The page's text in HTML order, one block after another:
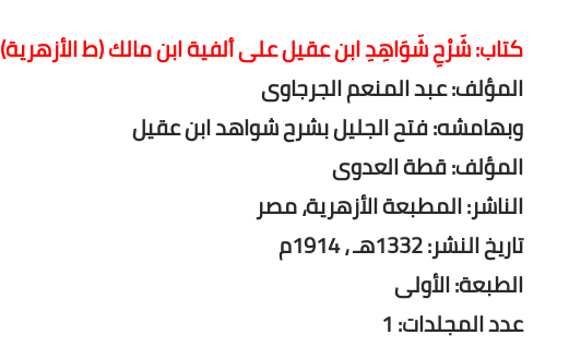
كتاب: شَرْحِ شَوَاهِدِ ابن عقيل على ألفية ابن مالك (ط الأزهرية)
المؤلف: عبد المنعم الجرجاوى
وبهامشه: فتح الجليل بشرح شواهد ابن عقيل
المؤلف: قطة العدوى
الناشر: المطبعة الأزهرية، مصر
تاريخ النشر: 1332هـ ، 1914م
الطبعة: الأولى
عدد المجلدات: 1